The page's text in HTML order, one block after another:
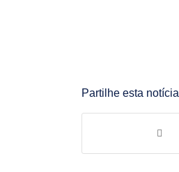
Partilhe esta notícia